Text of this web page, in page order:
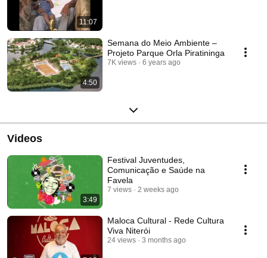
11:07
4:50
Semana do Meio Ambiente –
Projeto Parque Orla Piratininga
7K views 6 years ago
Videos
3:49
Festival Juventudes,
Comunicação e Saúde na
Favela
7 views 2 weeks ago
Maloca Cultural - Rede Cultura
Viva Niterói
24 views 3 months ago